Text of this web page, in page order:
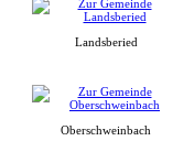
Landsberied
Oberschweinbach